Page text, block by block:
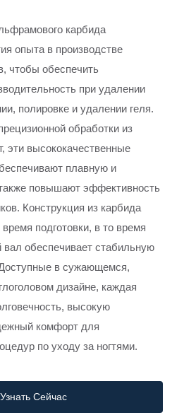
карбида
опыта в производстве
чтобы обеспечить
при удалении
полировке и удалении геля.
обработки из
эти высококачественные
плавную и
повышают эффективность
Конструкция из карбида
подготовки, в то время
вал обеспечивает стабильную
в сужающемся,
дизайне, каждая
высокую
комфорт для
по уходу за ногтями.
Узнать Сейчас